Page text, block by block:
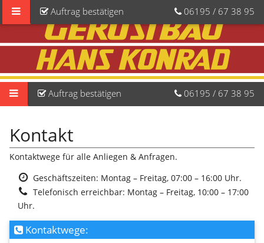
Auftrag bestätigen 06195 / 67 38 95
Auftrag bestätigen 06195 / 67 38 95
Kontakt
Kontaktwege für alle Anliegen & Anfragen.
Geschäftszeiten: Montag – Freitag, 07:00 – 16:00 Uhr.
Telefonisch erreichbar: Montag – Freitag, 10:00 – 17:00
Uhr.
Kontaktwege: